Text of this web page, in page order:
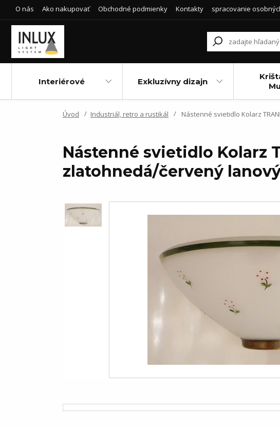
O nás Ako nakupovať Obchodné podmienky Kontakty spracovanie
Interiérové Exkluzívny dizajn
Úvod Industriál, retro a rustikál Nástenné svietidlo Kolarz
Nástenné svietidlo Kolarz
zlatohnedá/červený